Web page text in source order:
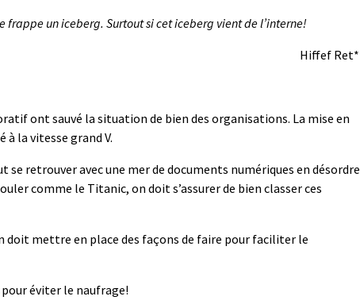
frappe un iceberg. Surtout si cet iceberg vient de l’interne!
ef Ret*
ont sauvé la situation de bien des organisations. La mise en
la vitesse grand V.
se retrouver avec une mer de documents numériques en désordre
comme le Titanic, on doit s’assurer de bien classerces
doit mettre en place des façons de faire pour faciliter le
pouréviter le naufrage!